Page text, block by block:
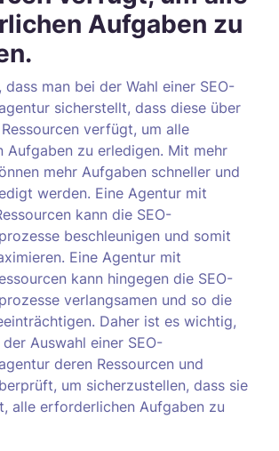
Aufgaben zu
man bei der Wahl einer SEO-
sicherstellt, dass diese über
verfügt, um alle
Aufgaben zu erledigen. Mit mehr
mehr Aufgaben schneller und
werden. Eine Agentur mit
kann die SEO-
beschleunigen und somit
Eine Agentur mit
kann hingegen die SEO-
verlangsamen und so die
Daher ist es wichtig,
Auswahl einer SEO-
deren Ressourcen und
um sicherzustellen, dass sie
alle erforderlichen Aufgaben zu